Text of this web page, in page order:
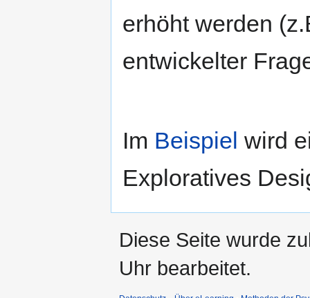
erhöht werden
entwickelter
Im Beispiel wird
Exploratives
Diese Seite wurde
Uhr bearbeitet.